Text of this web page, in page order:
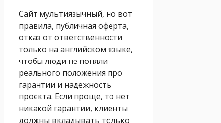
Сайт мультиязычный, но вот
правила, публичная оферта,
отказ от ответственности
только на английском языке,
чтобы люди не поняли
реального положения про
гарантии и надежность
проекта. Если проще, то нет
никакой гарантии, клиенты
должны вкладывать только